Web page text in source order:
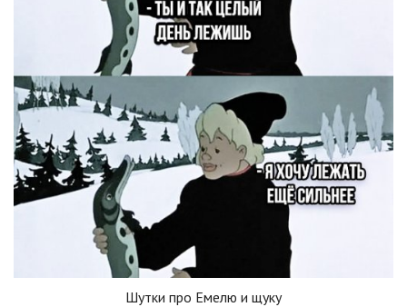
Шутки про Емелю и щуку